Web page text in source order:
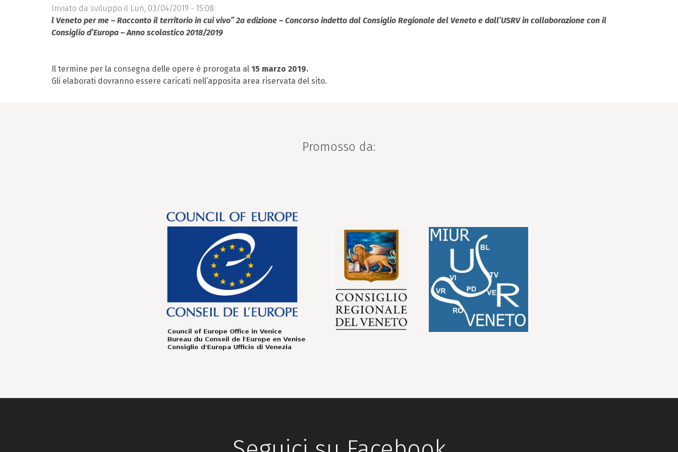
Inviato da sviluppo il Lun, 03/04/2019 - 15:08
l Veneto per me – Racconto il territorio in cui vivo” 2a edizione – Concorso indetto dal Consiglio Regionale del Veneto e dall’USRV in collaborazione con il
Consiglio d’Europa – Anno scolastico 2018/2019
Il termine per la consegna delle opere è prorogata al 15 marzo 2019.
Gli elaborati dovranno essere caricati nell’apposita area riservata del sito.
Promosso da: